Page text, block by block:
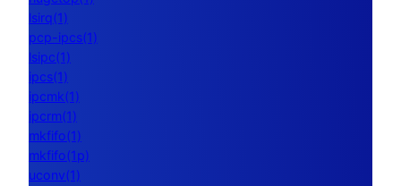
lsirq(1)
pcp-ipcs(1)
lsipc(1)
ipcs(1)
ipcmk(1)
ipcrm(1)
mkfifo(1)
mkfifo(1p)
uconv(1)